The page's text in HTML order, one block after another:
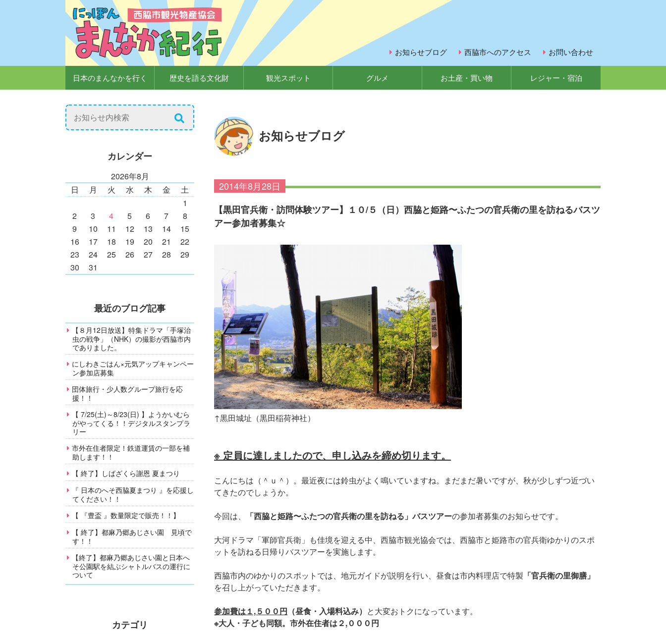
日本のまんなかを行く 歴史を語る文化財 観光スポット グルメ お土産・買い物 レジャー・宿泊
お知らせブログ 西脇市へのアクセス お問い合わせ
お知らせブログ
【黒田官兵衛・訪問体験ツアー】１０/５（日）西脇と姫路〜ふたつの官兵衛の里を訪ねるバスツ
アー参加者募集☆
2014年8月28日
↑黒田城址（黒田稲荷神社）
※ 定員に達しましたので、申し込みを締め切ります。
こんにちは（＾ｕ＾）。最近夜には鈴虫がよく鳴いていますね。まだまだ暑いですが、秋が少しずつ近づい
てきたのでしょうか。
今回は、 「西脇と姫路〜ふたつの官兵衛の里を訪ねる」バスツアーの参加者募集のお知らせです。
大河ドラマ「軍師官兵衛」も佳境を迎える中、西脇市観光協会では、西脇市と姫路市の官兵衛ゆかりのスポ
ットを訪ねる日帰りバスツアーを実施します。
西脇市内のゆかりのスポットでは、地元ガイドが説明を行い、昼食は市内料理店で特製 「官兵衛の里御膳」
を召し上がっていただきます。
参加費は１,５００円 （昼食・入場料込み） と大変おトクになっています。
※大人・子ども同額。市外在住者は２,０００円
カレンダー
2026年8月
日
月 火 水 木 金
土
1
2
3 4 5 6 7
8
9
10 11 12 13 14
15
16
17 18 19 20 21
22
23
24 25 26 27 28
29
30
31
最近のブログ記事
【８月12日放送】特集ドラマ「手塚治
虫の戦争」（NHK）の撮影が西脇市内
でありました。
にしわきごはん×元気アップキャンペー
ン参加店募集
団体旅行・少人数グループ旅行を応
援！！
【 7/25(土)～8/23(日) 】ようかいむら
がやってくる！！デジタルスタンプラ
リー
市外在住者限定！鉄道運賃の一部を補
助します！！
【 終了】しばざくら謝恩 夏まつり
『 日本のへそ西脇夏まつり 』を応援し
てください！！
【 『豊盃 』数量限定で販売！！】
【 終了】都麻乃郷あじさい園 見頃で
す！！
【終了】都麻乃郷あじさい園と日本へ
そ公園駅を結ぶシャトルバスの運行に
ついて
カテゴリ